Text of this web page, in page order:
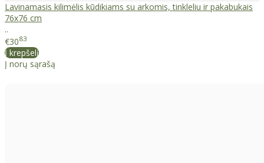
Lavinamasis kilimėlis kūdikiams su arkomis, tinkleliu ir pakabukais
76x76 cm
..
€3083
Į krepšelį
Į norų sąrašą